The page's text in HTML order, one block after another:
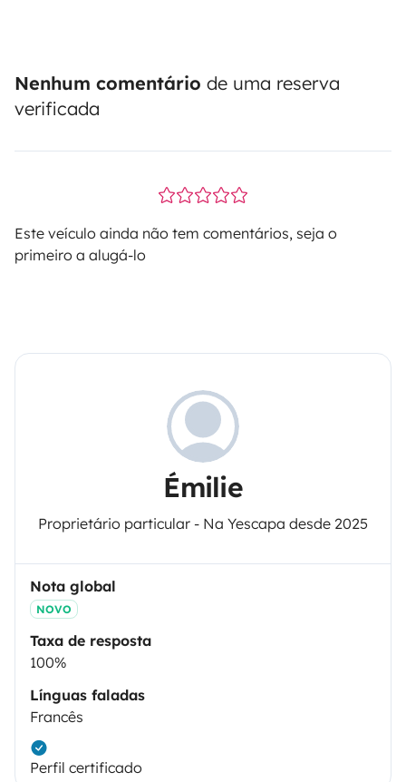
Nenhum comentário de uma reserva
verificada
Este veículo ainda não tem comentários, seja o
primeiro a alugá-lo
Émilie
Proprietário particular - Na Yescapa desde 2025
Nota global
NOVO
Taxa de resposta
100%
Línguas faladas
Francês
Perfil certificado